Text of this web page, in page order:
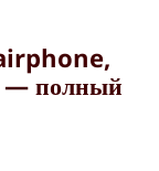
— полный